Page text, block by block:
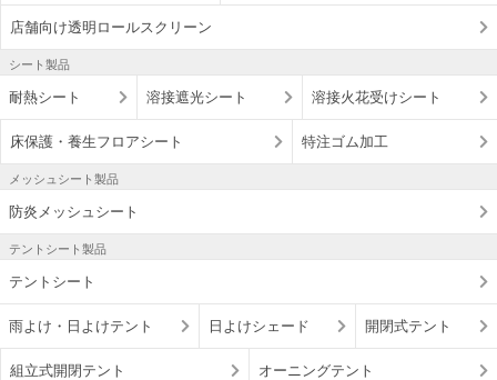
店舗向け透明ロールスクリーン
シート製品
耐熱シート 溶接遮光シート 溶接火花受けシート
床保護・養生フロアシート 特注ゴム加工
メッシュシート製品
防炎メッシュシート
テントシート製品
テントシート
雨よけ・日よけテント 日よけシェード 開閉式テント
組立式開閉テント オーニングテント